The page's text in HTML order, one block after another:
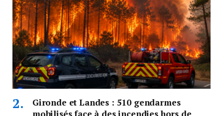
Gironde et Landes : 510 gendarmes